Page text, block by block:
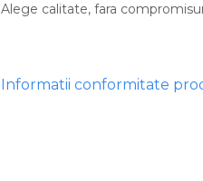
Alege calitate, fara
Informatii conformitate